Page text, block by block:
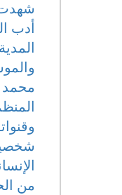
شهدت
محمد
من